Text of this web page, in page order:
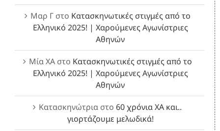
Μαρ Γστο Κατασκηνωτικές στιγμές από το
Ελληνικό 2025! | Χαρούμενες Αγωνίστριες
Αθηνών
Μία ΧΑστο Κατασκηνωτικές στιγμές από το
Ελληνικό 2025! | Χαρούμενες Αγωνίστριες
Αθηνών
Κατασκηνώτρια στο 60 χρόνια ΧΑ και..
γιορτάζουμε μελωδικά!